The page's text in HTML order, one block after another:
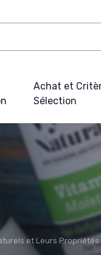
Achat et
Sélection
et Leurs Propriétés